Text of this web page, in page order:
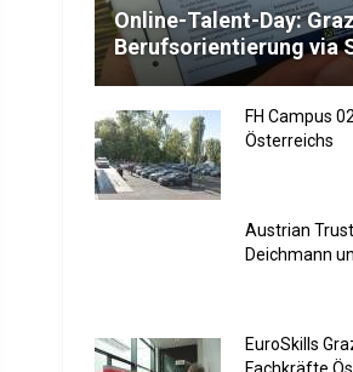
Online-Talent-Day:
Berufsorientierung via
FH Campus
Österreichs
Austrian
Deichmann
EuroSkills